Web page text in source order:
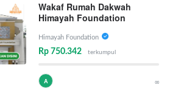
Wakaf Rumah Dakwah
Himayah Foundation
Himayah Foundation
Rp 750.342 terkumpul
A ∞